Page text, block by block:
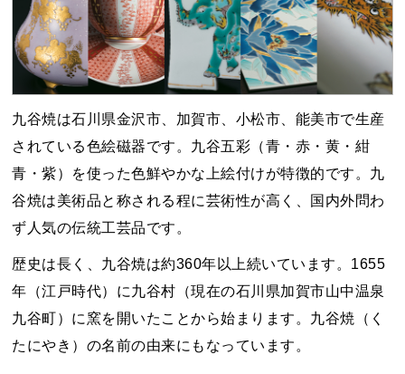
九谷焼は石川県金沢市、加賀市、小松市、能美市で生産
されている色絵磁器です。九谷五彩（青・赤・黄・紺
青・紫）を使った色鮮やかな上絵付けが特徴的です。九
谷焼は美術品と称される程に芸術性が高く、国内外問わ
ず人気の伝統工芸品です。
歴史は長く、九谷焼は約360年以上続いています。1655
年（江戸時代）に九谷村（現在の石川県加賀市山中温泉
九谷町）に窯を開いたことから始まります。九谷焼（く
たにやき）の名前の由来にもなっています。